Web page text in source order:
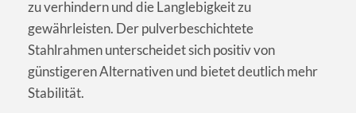
zu verhindern und die Langlebigkeit zu
gewährleisten. Der pulverbeschichtete
Stahlrahmen unterscheidet sich positiv von
günstigeren Alternativen und bietet deutlich mehr
Stabilität.